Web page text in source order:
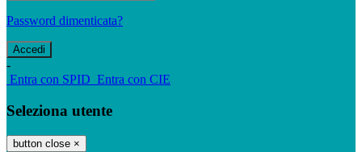
Password dimenticata?
-
Entra con SPID Entra con CIE
Seleziona utente
button close ×